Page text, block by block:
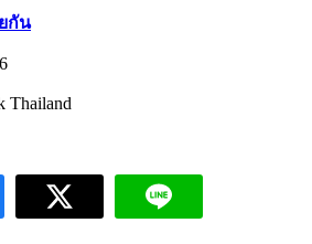
กัน
Thailand